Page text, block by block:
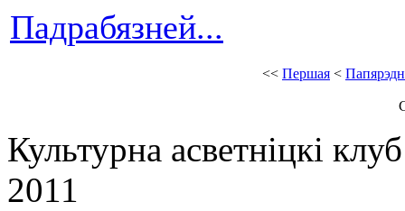
Падрабязней...
<< Першая <
Культурна асветнiцкi
2011